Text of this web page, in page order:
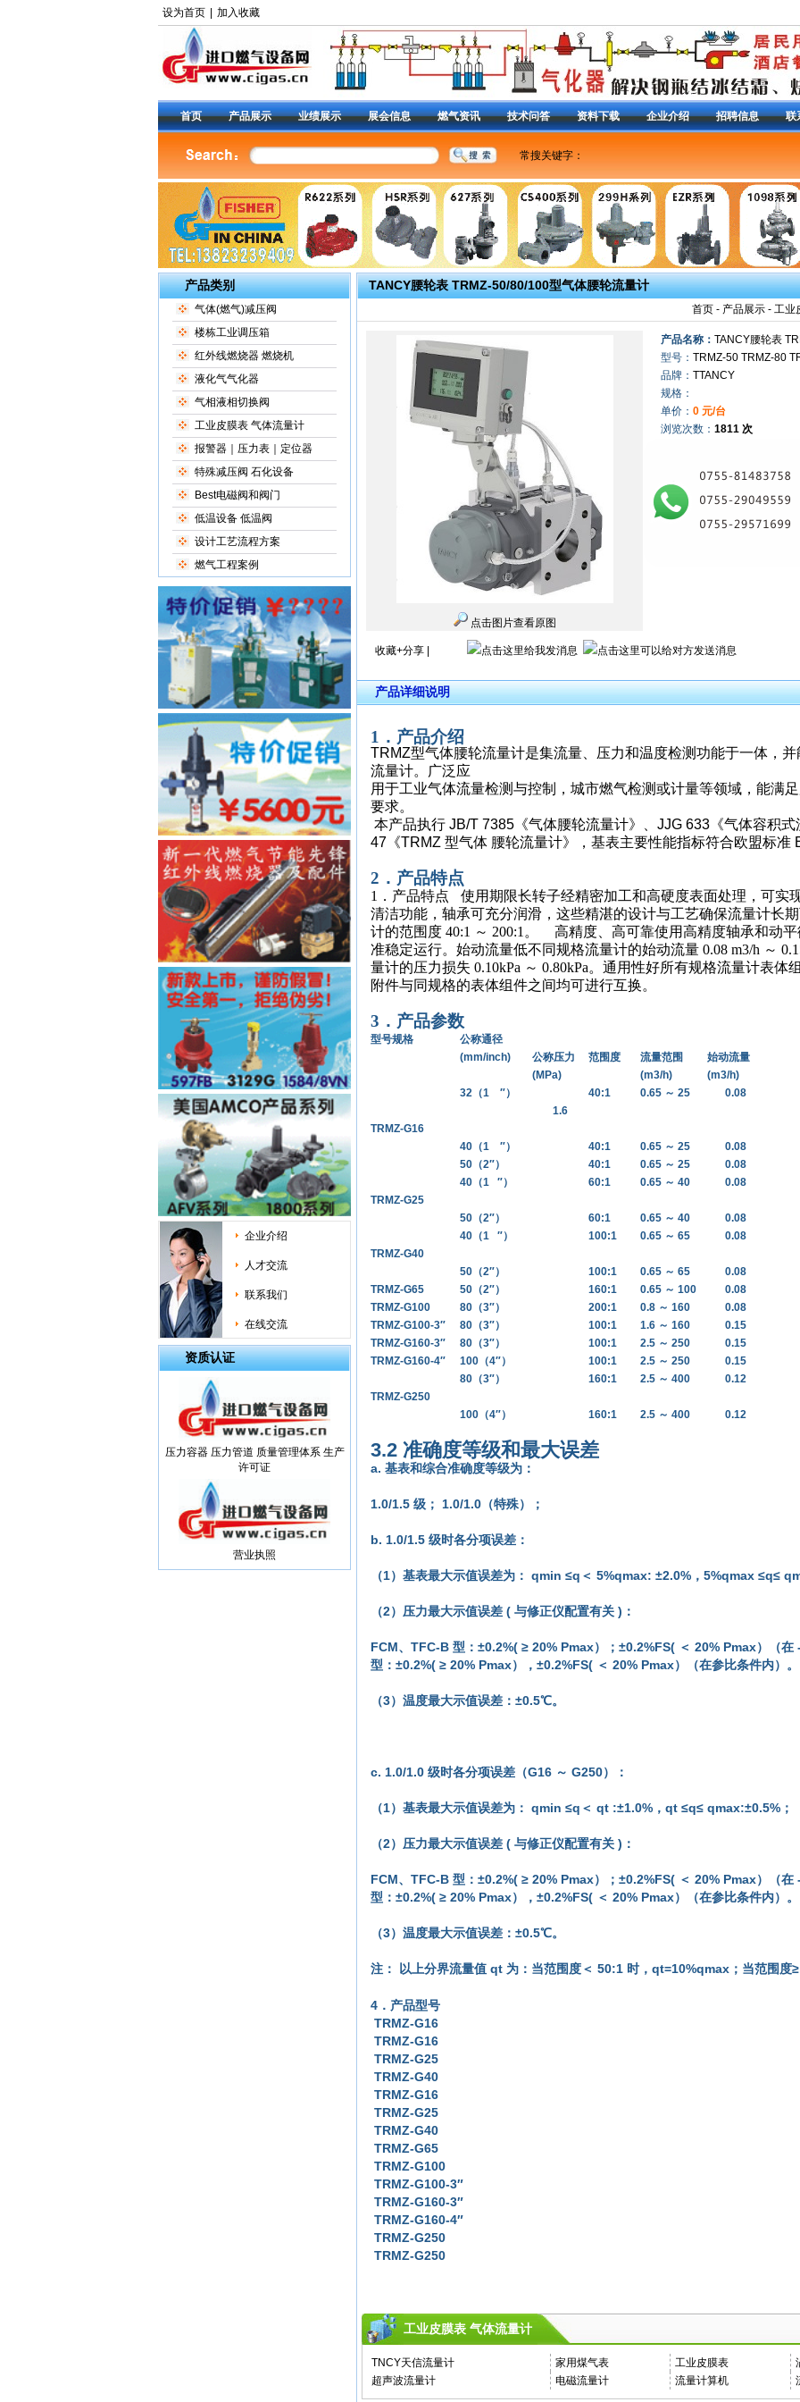
设为首页 加入收藏
首页 产品展示 业绩展示 展会信息 燃气资讯 技术问答 资料下载 企业介绍 招聘信息 联
常搜关键字：
燃气调压器 | 减压阀 | CS400减压阀 | S201减压阀 |
减压阀99调压器
1098减压阀 液化气减压阀 627-496
| 63EG泄压阀 | 98H放 散阀 Y690A调压器 1301F减
定位器 | DVC2000定位器 | 3582i定位器 |
产品类别
气体(燃气)减压阀
楼栋工业调压箱
红外线燃烧器 燃烧机
液化气气化器
气相液相切换阀
工业皮膜表 气体流量计
报警器｜压力表｜定位器
特殊减压阀 石化设备
Best电磁阀和阀门
低温设备 低温阀
设计工艺流程方案
燃气工程案例
企业介绍
人才交流
联系我们
在线交流
资质认证
压力容器 压力管道 质量管理体系 生产
许可证
营业执照
TANCY腰轮表 TRMZ-50/80/100型气体腰轮流量计
首页 - 产品展示 - 工业
点击图片查看原图
产品名称： TANCY腰轮表
型号： TRMZ-50 TRMZ-80
品牌： TTANCY
规格：
单价： 0 元/台
浏览次数： 1811 次
收藏+分享
产品详细说明
1．产品介绍
TRMZ型气体腰轮流量计是集流量、压力和温度检测功能于一体，
流量计。广泛应
用于工业气体流量检测与控制，城市燃气检测或计量等领域，能满
要求。
本产品执行 JB/T 7385 《气体腰轮流量计》、 JJG 633 《气体容积
47 《TRMZ 型气体 腰轮流量计》，基表主要性能指标符合欧盟标准
2．产品特点
1．产品特点
使用期限长转子经精密加工和高硬度表面处理，可实
清洁功能，轴承可充分润滑，这些精湛的设计与工艺确保流量计长期
计的范围度 40:1 ～ 200:1。
高精度、高可靠使用高精度轴承和动
准稳定运行。始动流量低不同规格流量计的始动流量 0.08 m3/h ～
量计的压力损失 0.10kPa ～ 0.80kPa。通用性好所有规格流量计表
附件与同规格的表体组件之间均可进行互换。
3．产品参数
型号规格
公称通径
(mm/inch)
公称压力
(M Pa)
范围度
流量范围
(m3/h)
始动流量
(m3/h)
TRMZ-G16
32（1
″）
1.6
40:1 0.65 ～ 25 0.08
40（1 ″） 40:1 0.65 ～ 25
0.08
50（2″）
40:1 0.65 ～ 25 0.08
TRMZ-G25
40（1 ″） 60:1 0.65 ～ 40 0.08
50（2″） 60:1 0.65 ～ 40 0.08
TRMZ-G40
40（1 ″） 100:1 0.65 ～ 65 0.08
50（2″） 100:1 0.65 ～ 65
0.08
TRMZ-G65 50（2″） 160:1 0.65 ～ 100
0.08
TRMZ-G100 80（3″） 200:1 0.8 ～ 160
0.08
TRMZ-G100-3″ 80（3″） 100:1 1.6 ～ 160
0.15
TRMZ-G160-3″ 80（3″） 100:1 2.5 ～ 250
0.15
TRMZ-G160-4″ 100（4″） 100:1 2.5 ～ 250 0.15
TRMZ-G250
80（3″） 160:1 2.5 ～ 400 0.12
100（4″） 160:1 2.5 ～ 400 0.12
3.2 准确度等级和最大误差
a. 基表和综合准确度等级为：
1.0/1.5 级； 1.0/1.0（特殊）；
b. 1.0/1.5 级时各分项误差：
（1）基表最大示值误差为： qmin ≤q＜ 5%qmax: ±2.0%，5%qmax ≤q≤
（2）压力最大示值误差 ( 与修正仪配置有关 )：
FCM、TFC-B 型：±0.2%( ≥ 20% Pmax）；±0.2%FS( ＜ 20% Pmax）（
型：±0.2%( ≥ 20% Pmax），±0.2%FS( ＜ 20% Pmax）（在参比条件内）。
（3）温度最大示值误差：±0.5℃。
c. 1.0/1.0 级时各分项误差（G16 ～ G250）：
（1）基表最大示值误差为： qmin ≤q＜ qt :±1.0%，qt ≤q≤ qmax:±0.5%；
（2）压力最大示值误差 ( 与修正仪配置有关 )：
FCM、TFC-B 型：±0.2%( ≥ 20% Pmax）；±0.2%FS( ＜ 20% Pmax）（
型：±0.2%( ≥ 20% Pmax），±0.2%FS( ＜ 20% Pmax）（在参比条件内）。
（3）温度最大示值误差：±0.5℃。
注： 以上分界流量值 qt 为：当范围度＜ 50:1 时，qt=10%qmax；当范围度
4．产品型号
TRMZ-G16
TRMZ-G16
TRMZ-G25
TRMZ-G40
TRMZ-G16
TRMZ-G25
TRMZ-G40
TRMZ-G65
TRMZ-G100
TRMZ-G100-3″
TRMZ-G160-3″
TRMZ-G160-4″
TRMZ-G250
TRMZ-G250
工业皮膜表 气体流量计
TNCY天信流量计 家用煤气表 工业皮膜表
超声波流量计
电磁流量计 流量计算机